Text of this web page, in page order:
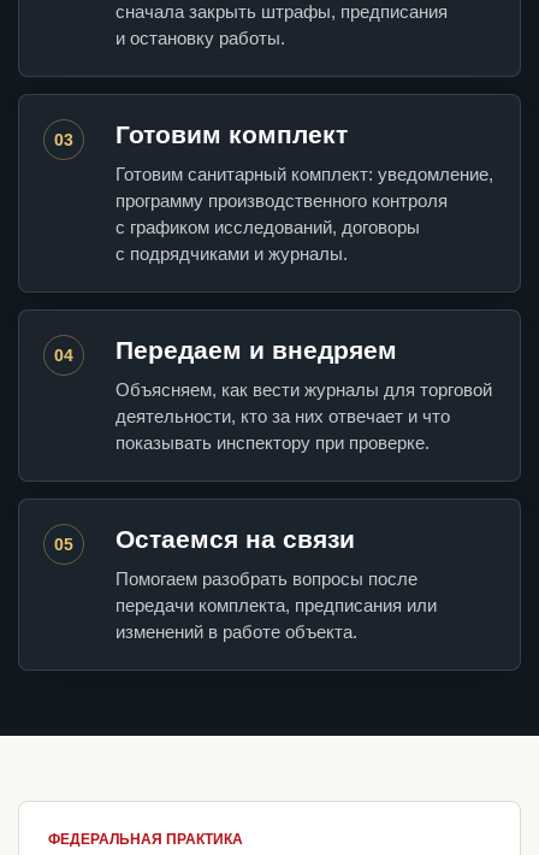
сначала закрыть штрафы, предписания
и остановку работы.
03 Готовим комплект
Готовим санитарный комплект: уведомление,
программу производственного контроля
с графиком исследований, договоры
с подрядчиками и журналы.
04 Передаем и внедряем
Объясняем, как вести журналы для торговой
деятельности, кто за них отвечает и что
показывать инспектору при проверке.
05 Остаемся на связи
Помогаем разобрать вопросы после
передачи комплекта, предписания или
изменений в работе объекта.
ФЕДЕРАЛЬНАЯ ПРАКТИКА